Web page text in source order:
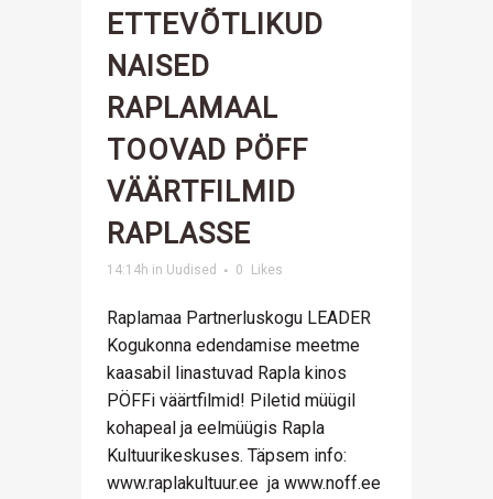
ETTEVÕTLIKUD
NAISED
RAPLAMAAL
TOOVAD PÖFF
VÄÄRTFILMID
RAPLASSE
14:14h in Uudised 0 Likes
Raplamaa Partnerluskogu LEADER
Kogukonna edendamise meetme
kaasabil linastuvad Rapla kinos
PÖFFi väärtfilmid! Piletid müügil
kohapeal ja eelmüügis Rapla
Kultuurikeskuses. Täpsem info:
www.raplakultuur.ee ja www.noff.ee